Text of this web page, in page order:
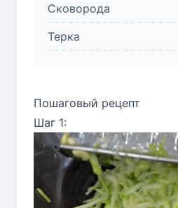
Сковорода
Терка
Пошаговый рецепт
Шаг 1: